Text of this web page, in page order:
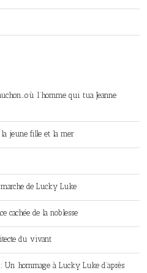
l’homme qui tua Jeanne
jeune fille et la mer
de Lucky Luke
cachée de la noblesse
du vivant
hommage à Lucky Luke d’après